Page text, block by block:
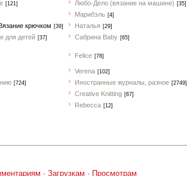
[121] Любо-Дело (вязание на машине) [35]
Марибэль [4]
крючком [39] Наталья [29]
для детей [37] Сабрина Baby [65]
Felice [78]
Verena [102]
[724] Иностранные журналы, разное [2749]
Creative Knitting [67]
Rebecca [12]
· Загрузкам · Просмотрам